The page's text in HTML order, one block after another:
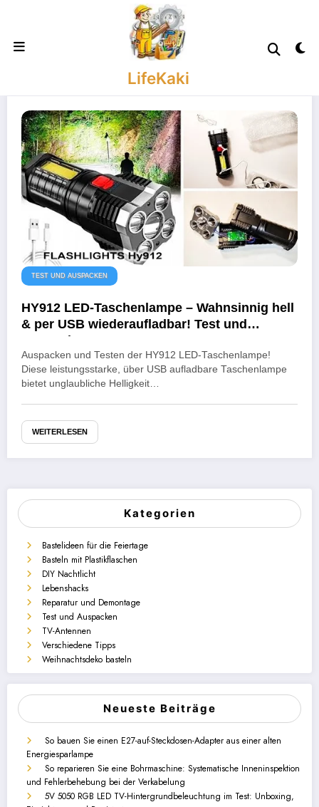
LifeKaki
TEST UND AUSPACKEN
HY912 LED-Taschenlampe – Wahnsinnig hell
& per USB wiederaufladbar! Test und
Auspacken
Auspacken und Testen der HY912 LED-Taschenlampe!
Diese leistungsstarke, über USB aufladbare Taschenlampe
bietet unglaubliche Helligkeit…
WEITERLESEN
Kategorien
Bastelideen für die Feiertage
Basteln mit Plastikflaschen
DIY Nachtlicht
Lebenshacks
Reparatur und Demontage
Test und Auspacken
TV-Antennen
Verschiedene Tipps
Weihnachtsdeko basteln
Neueste Beiträge
So bauen Sie einen E27-auf-Steckdosen-Adapter aus einer alten
Energiesparlampe
So reparieren Sie eine Bohrmaschine: Systematische Inneninspektion
und Fehlerbehebung bei der Verkabelung
5V 5050 RGB LED TV-Hintergrundbeleuchtung im Test: Unboxing,